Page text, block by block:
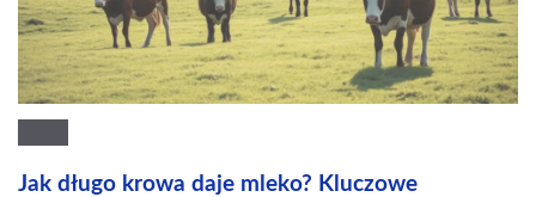
Jak długo krowa daje mleko? Kluczowe